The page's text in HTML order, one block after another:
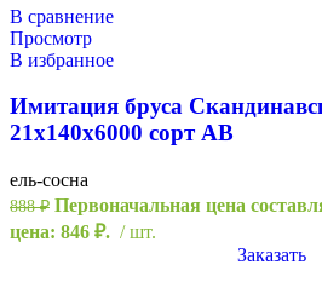
В сравнение
Просмотр
В избранное
Имитация бруса
21х140х6000 сорт АВ
ель-сосна
888₽ Первоначальная цена
цена: 846 ₽.
шт.
Заказать